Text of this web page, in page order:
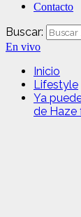
Contacto
Buscar:
En vivo
Inicio
Lifestyle
Ya
de Haze